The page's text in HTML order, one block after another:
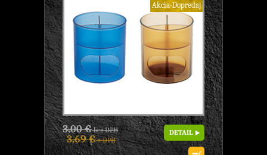
Akcia-Dopredaj
3,00 €bez DPH
3,69 €s DPH
DETAIL